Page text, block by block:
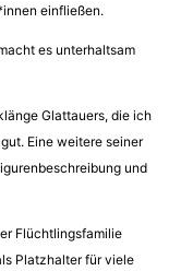
einfließen.
es unterhaltsam
Glattauers, die ich
Eine weitere seiner
und
Flüchtlingsfamilie
Platzhalter für viele